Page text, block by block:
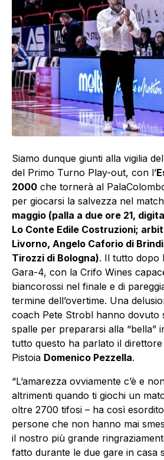
Siamo dunque giunti alla vigilia
del Primo Turno Play-out, con l’
2000 che tornerà al
per giocarsi la salvezza nel
maggio (palla a due ore 21,
Lo Conte Edile Costruzioni;
Livorno, Angelo Caforio di
Tirozzi di Bologna). Il tutto dopo
Gara-4, con la Crifo Wines
biancorossi nel finale e di
termine dell’overtime. Una
coach Pete Strobl hanno dovuto
spalle per prepararsi alla “bella”
tutto questo ha parlato il direttore
Pistoia Domenico Pezzella.
“L’amarezza ovviamente c’è e
altrimenti quando ti giochi un
oltre 2700 tifosi – ha così
persone che non hanno mai
il nostro più grande
fatto durante le due gare in casa